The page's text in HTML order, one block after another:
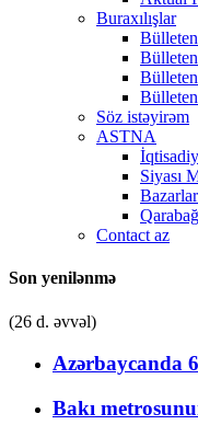
Buraxılışlar
Söz istəyirəm
ASTNA
Siyası
Contact az
Son yenilənmə
(26 d. əvvəl)
Azərbaycanda
Bakı